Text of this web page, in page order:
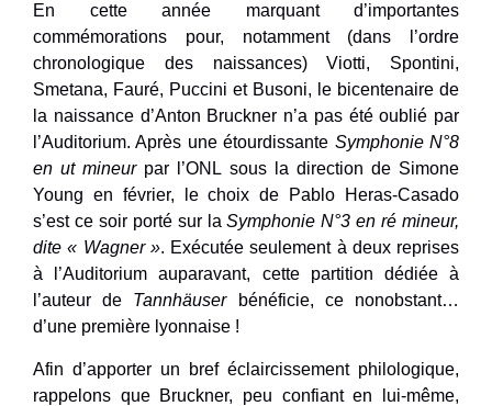
En cette année marquant d’importantes
commémorations pour, notamment (dans l’ordre
chronologique des naissances) Viotti, Spontini,
Smetana, Fauré, Puccini et Busoni, le bicentenaire de
la naissance d’Anton Bruckner n’a pas été oublié par
l’Auditorium. Après une étourdissante Symphonie N°8
en ut mineurpar l’ONL sous la direction de Simone
Young en février, le choix de Pablo Heras-Casado
s’est ce soir porté sur laSymphonie N°3 en ré mineur,
dite « Wagner ». Exécutée seulement à deux reprises
à l’Auditorium auparavant, cette partition dédiée à
l’auteur de Tannhäuserbénéficie, ce nonobstant…
d’une première lyonnaise !
Afin d’apporter un bref éclaircissement philologique,
rappelons que Bruckner, peu confiant en lui-même,